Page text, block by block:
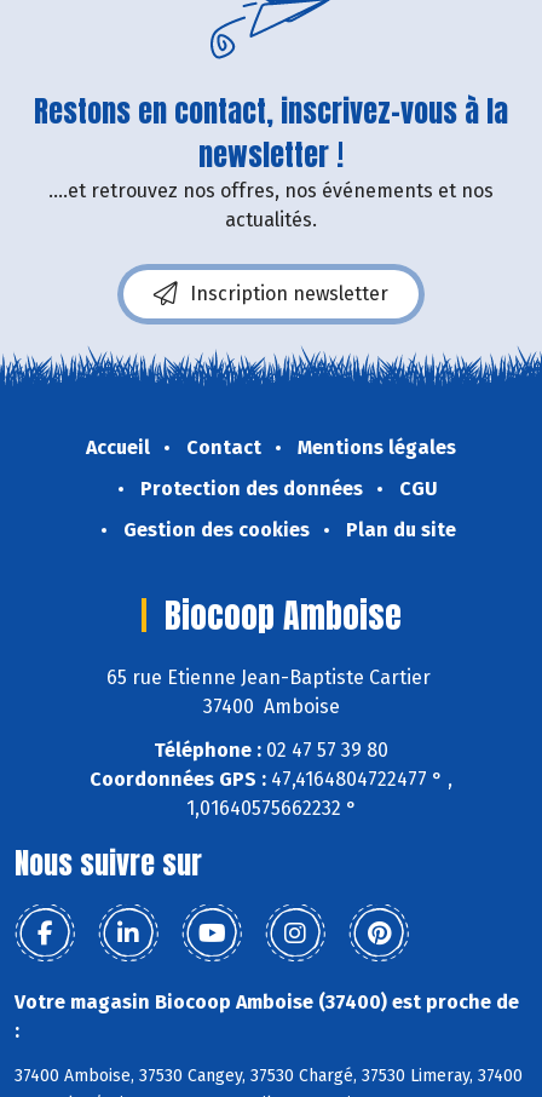
Restons en contact, inscrivez-vous à la
newsletter !
....et retrouvez nos offres, nos événements et nos
actualités.
Inscription newsletter
Accueil Contact
Mentions légales
Protection des données
CGU
Gestion des cookies
Plan du site
Biocoop Amboise
65 rue Etienne Jean-Baptiste Cartier
37400 Amboise
Téléphone : 02 47 57 39 80
Coordonnées GPS : 47,4164804722477 ° ,
1,01640575662232 °
Nous suivre sur
Votre magasin Biocoop Amboise (37400) est proche de
:
37400 Amboise, 37530 Cangey, 37530 Chargé, 37530 Limeray, 37400